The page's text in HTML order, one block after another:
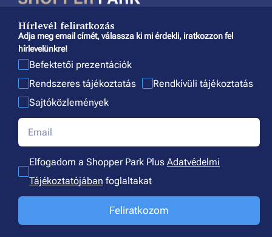
Hírlevél feliratkozás
Adja meg email címét, válassza ki mi érdekli, iratkozzon fel
hírlevelünkre!
Befektetői prezentációk
Rendszeres tájékoztatás
Rendkívüli tájékoztatás
Sajtóközlemények
Elfogadom a Shopper Park Plus Adatvédelmi
Tájékoztatójában foglaltakat
Feliratkozom